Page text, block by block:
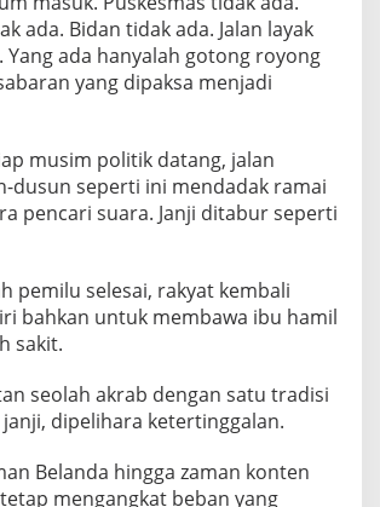
ada. Bidan tidak ada. Jalan layak
Yang ada hanyalah gotong royong
yang dipaksa menjadi
musim politik datang, jalan
dusun seperti ini mendadak ramai
pencari suara. Janji ditabur seperti
pemilu selesai, rakyat kembali
bahkan untuk membawa ibu hamil
sakit.
seolah akrab dengan satu tradisi
dipelihara ketertinggalan.
Belanda hingga zaman konten
mengangkat beban yang